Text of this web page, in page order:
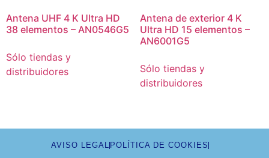
Antena UHF 4 K Ultra HD
38 elementos – AN0546G5
Sólo tiendas y
distribuidores
Antena de exterior 4 K
Ultra HD 15 elementos –
AN6001G5
Sólo tiendas y
distribuidores
AVISO LEGAL POLÍTICA DE COOKIES